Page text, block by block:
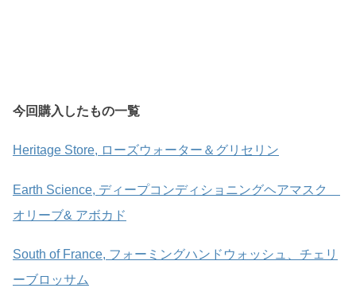
今回購入したもの一覧
Heritage Store, ローズウォーター＆グリセリン
Earth Science, ディープコンディショニングヘアマスク
オリーブ& アボカド
South of France, フォーミングハンドウォッシュ、チェリ
ーブロッサム